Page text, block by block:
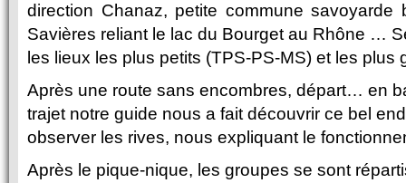
direction Chanaz, petite commune
Savières reliant le lac du Bourget au Rhône …
les lieux les plus petits (TPS-PS-MS) et les plus
Après une route sans encombres, départ… en
trajet notre guide nous a fait découvrir ce bel
observer les rives, nous expliquant le
Après le pique-nique, les groupes se sont